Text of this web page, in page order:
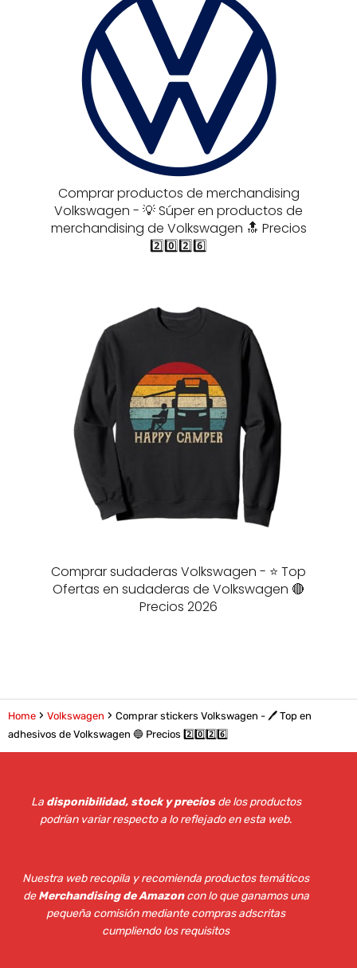
Comprar productos de merchandising
Volkswagen - 💡 Súper en productos de
merchandising de Volkswagen 🔝 Precios
2️⃣0️⃣2️⃣6️⃣
Comprar sudaderas Volkswagen - ⭐️ Top
Ofertas en sudaderas de Volkswagen 🔴
Precios 2026
Home Volkswagen
Comprar stickers Volkswagen - 🖊️ Top en
adhesivos de Volkswagen 🔵 Precios 2️⃣0️⃣2️⃣6️⃣
La disponibilidad, stock y preciosde los productos
podrían variar respecto a lo reflejado en esta web.
Nuestra web recopila y recomienda productos temáticos
deMerchandising de Amazoncon lo que ganamos una
pequeña comisión mediante compras adscritas
cumpliendo los requisitos